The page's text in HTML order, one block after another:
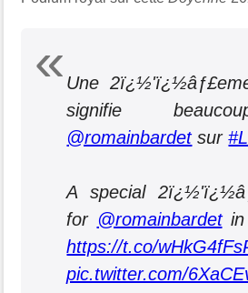
Une
signifie
@romainbardetsur
A special
for @romainbardetin
https://t.co/
pic.twitter.com/